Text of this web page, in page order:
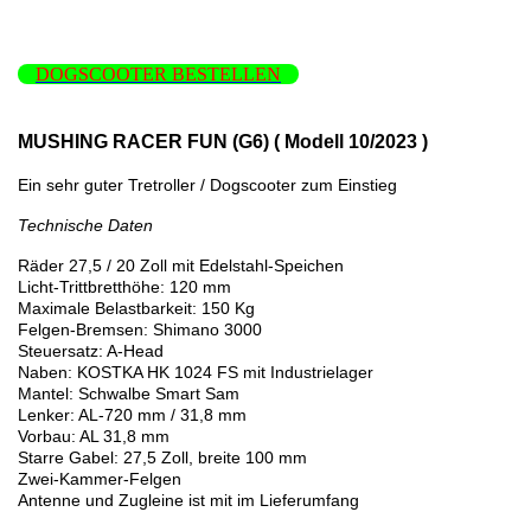
DOGSCOOTER BESTELLEN
MUSHING RACER FUN (G6) ( Modell 10/2023 )
Ein sehr guter Tretroller / Dogscooter zum Einstieg
Technische Daten
Räder 27,5 / 20 Zoll mit Edelstahl-Speichen
Licht-Trittbretthöhe: 120 mm
Maximale Belastbarkeit: 150 Kg
Felgen-Bremsen: Shimano 3000
Steuersatz: A-Head
Naben: KOSTKA HK 1024 FS mit Industrielager
Mantel: Schwalbe Smart Sam
Lenker: AL-720 mm / 31,8 mm
Vorbau: AL 31,8 mm
Starre Gabel: 27,5 Zoll, breite 100 mm
Zwei-Kammer-Felgen
Antenne und Zugleine ist mit im Lieferumfang